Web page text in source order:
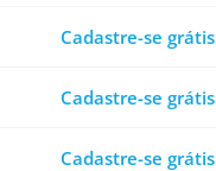
Cadastre-se grátis
Cadastre-se grátis
Cadastre-se grátis